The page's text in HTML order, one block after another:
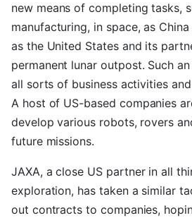
new means of completing tasks,
manufacturing, in space, as
as the United States and its
permanent lunar outpost. Such
all sorts of business activities
A host of US-based companies
develop various robots, rovers
future missions.
JAXA, a close US partner in all
exploration, has taken a similar
out contracts to companies,